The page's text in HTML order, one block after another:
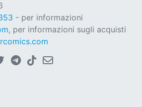
- per informazioni
, per informazioni sugli acquisti